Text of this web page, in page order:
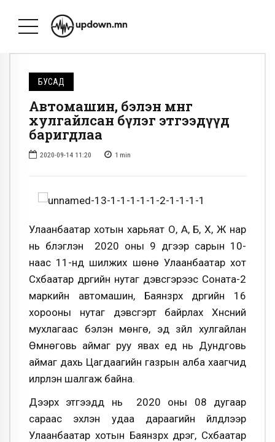
БУСАД
Автомашин, бэлэн мөнгө
хулгайлсан бүлэг этгээдүүд
баригдлаа
2020-09-14 11:20 1 min
Улаанбаатар хотын харьяат О, А, Б, Х, Ж нар
нь бүлэглэн 2020 оны 9 дүгээр сарын 10-
наас 11-нд шилжих шөнө Улаанбаатар хот
Сүхбаатар дүүргийн нутаг дэвсгэрээс Соната-2
маркийн автомашин, Баянзүрх дүүргийн 16
хорооны нутаг дэвсгэрт байрлах Хүнсний
мухлагаас бэлэн мөнгө, эд зүйл хулгайлан
Өмнөговь аймаг руу явах үед нь Дундговь
аймаг дахь Цагдаагийн газрын алба хаагчид
илрүүлэн шалгаж байна.
Дээрх этгээдүүд нь 2020 оны 08 дугаар
сараас эхлэн удаа дараагийн үйлдлээр
Улаанбаатар хотын Баянзүрх дүүрэг, Сүхбаатар